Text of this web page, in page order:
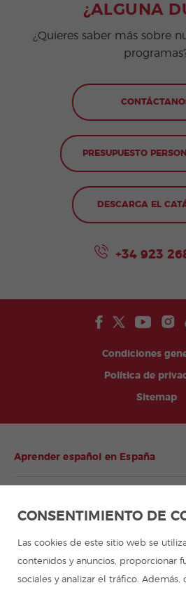
¿ALGUNA
¿Quieres saber más sobre
PRESUPUESTO
DESCARGA EL
+34 923
Condiciones
Política de
Sitemap
Aprender español en España
Campamentos de verano
CONSENTIMIENTO DE
Las cookies de este sitio web se
contenidos y anuncios, proporcionar
sociales y analizar el tráfico. Además,